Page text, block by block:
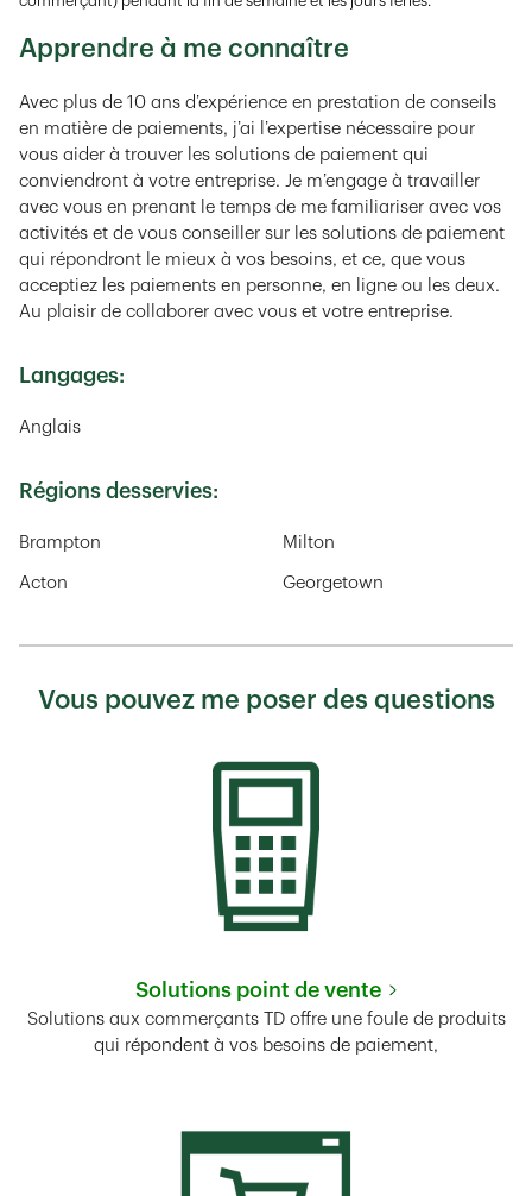
Apprendre à me connaître
Avec plus de 10 ans d’expérience en prestation de conseils
en matière de paiements, j’ai l’expertise nécessaire pour
vous aider à trouver les solutions de paiement qui
conviendront à votre entreprise. Je m’engage à travailler
avec vous en prenant le temps de me familiariser avec vos
activités et de vous conseiller sur les solutions de paiement
qui répondront le mieux à vos besoins, et ce, que vous
acceptiez les paiements en personne, en ligne ou les deux.
Au plaisir de collaborer avec vous et votre entreprise.
Langages:
Anglais
Régions desservies:
Brampton Milton
Acton Georgetown
Vous pouvez me poser des questions
Solutions point de vente
Link Opens in New Tab
Solutions aux commerçants TD offre une foule de produits
qui répondent à vos besoins de paiement,